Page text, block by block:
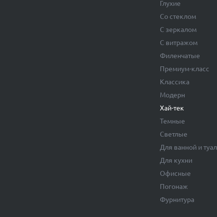
Глухие
Со стеклом
С зеркалом
С витражом
Филенчатые
Премиум-класс
Классика
Модерн
Хай-тек
Темные
Светлые
Для ванной и
Для кухни
Офисные
Погонаж
Фурнитура